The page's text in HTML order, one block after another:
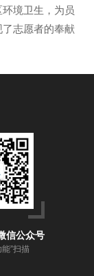
境卫生，为员
志愿者的奉献
信公众号
”扫描